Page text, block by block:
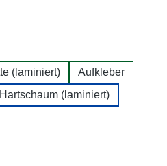
(laminiert)
Aufkleber
Hartschaum (laminiert)